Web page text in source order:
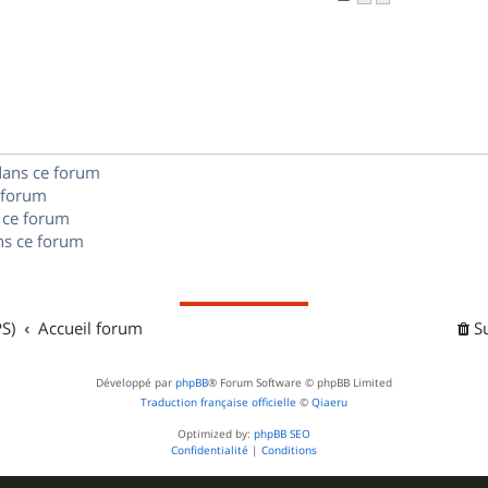
ce forum
forum
ce forum
Accueil forum
Développé par phpBB® Forum Software © phpBB Limited
Traduction française officielle © Qiaeru
Optimized by: phpBB SEO
Confidentialité | Conditions